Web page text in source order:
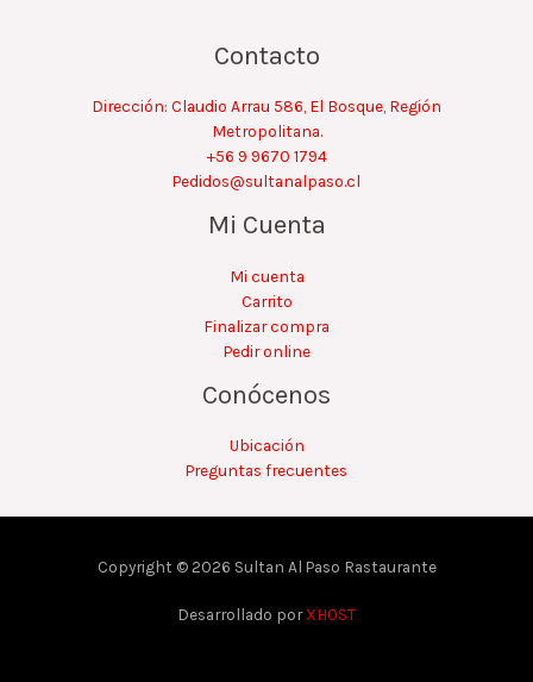
Contacto
Dirección: Claudio Arrau 586, El Bosque, Región
Metropolitana.
+56 9 9670 1794
Pedidos@sultanalpaso.cl
Mi Cuenta
Mi cuenta
Carrito
Finalizar compra
Pedir online
Conócenos
Ubicación
Preguntas frecuentes
Copyright © 2026 Sultan Al Paso Rastaurante
Desarrollado porXHOST